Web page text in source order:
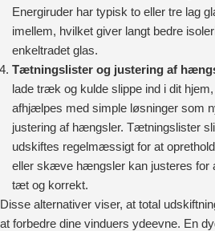
Energiruder har typisk to eller tre lag
imellem, hvilket giver langt bedre
enkeltradet glas.
Tætningslister og justering af
lade træk og kulde slippe ind i dit
afhjælpes med simple løsninger som
justering af hængsler. Tætningslister
udskiftes regelmæssigt for at
eller skæve hængsler kan justeres for
tæt og korrekt.
Disse alternativer viser, at total
at forbedre dine vinduers ydeevne. En